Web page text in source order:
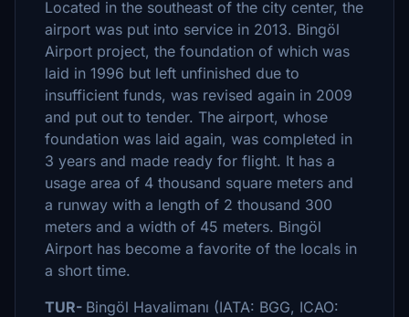
Located in the southeast of the city center, the
airport was put into service in 2013. Bingöl
Airport project, the foundation of which was
laid in 1996 but left unfinished due to
insufficient funds, was revised again in 2009
and put out to tender. The airport, whose
foundation was laid again, was completed in
3 years and made ready for flight. It has a
usage area of 4 thousand square meters and
a runway with a length of 2 thousand 300
meters and a width of 45 meters. Bingöl
Airport has become a favorite of the locals in
a short time.
TUR- Bingöl Havalimanı (IATA: BGG, ICAO: